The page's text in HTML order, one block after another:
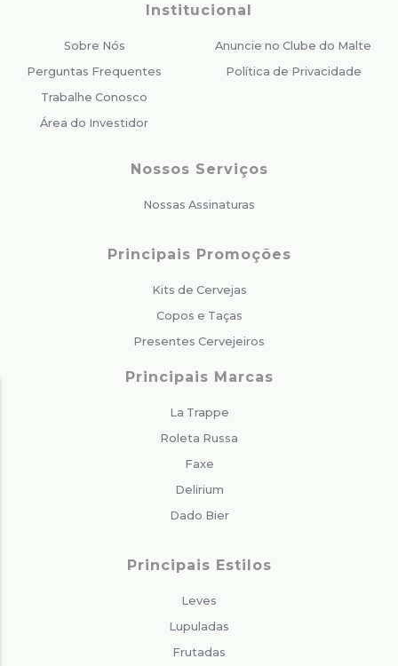
Institucional
Sobre Nós
Perguntas Frequentes
Trabalhe Conosco
Área do Investidor
Anuncie no Clube do Malte
Política de Privacidade
Nossos Serviços
Nossas Assinaturas
Principais Promoções
Kits de Cervejas
Copos e Taças
Presentes Cervejeiros
Principais Marcas
La Trappe
Roleta Russa
Faxe
Delirium
Dado Bier
Principais Estilos
Leves
Lupuladas
Frutadas